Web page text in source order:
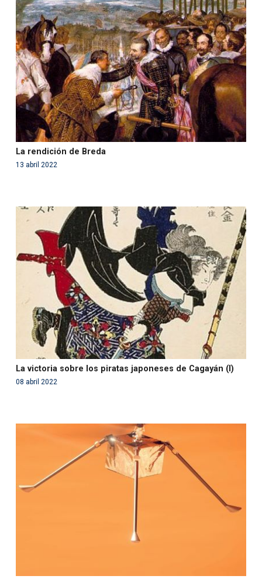
Warning: Use of undefined constant php - assumed
'php' (this will throw an Error in a future version of PHP)
in/var/www/acami.es/wp-
content/themes/fundcami/page-publicaciones.php
on line99
La rendición de Breda
13 abril 2022
Warning
: Use of undefined constant php - assumed
'php' (this will throw an Error in a future version of PHP)
/var/www/acami.es/wp-
content/themes/fundcami/page-publicaciones.php
on line 99
La victoria sobre los piratas japoneses de Cagayán (I)
08 abril 2022
: Use of undefined constant php - assumed
'php' (this will throw an Error in a future version of PHP)
/var/www/acami.es/wp-
content/themes/fundcami/page-publicaciones.php
on line